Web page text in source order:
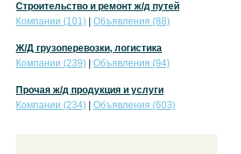
Строительство и ремонт ж/д путей
Компании (101)
Объявления (88)
Ж/Д грузоперевозки, логистика
Компании (239)
Объявления (94)
Прочая ж/д продукция и услуги
Компании (234)
Объявления (603)